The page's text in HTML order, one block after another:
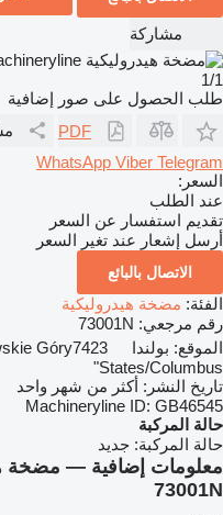
مشاركة
1/1
طلب الحصول على صور إضافية
PDF
WhatsApp Viber Telegram
السعر:
عند الطلب
تقديم استفسار عن السعر
أرسل إشعار عند تغير السعر
الاتصال بالبائع
الفئة: مضخة هيدروليكية
رقم مرجعي: 73001N
الموقع: بولندا Góry
States/Columbus"
تاريخ النشر: أكثر من شهر واحد
Machineryline ID: GB46545
حالة المركبة
حالة المركبة: جديد
73001N